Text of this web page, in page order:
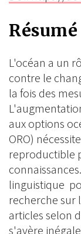
Résumé
L'océan a un
contre le
la fois des
aux options
ORO)
reproductible
linguistique
recherche sur
articles selon
s'avère